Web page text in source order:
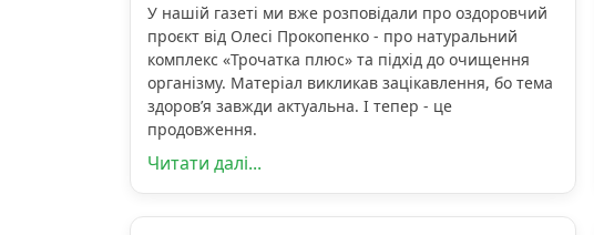
У нашій газеті ми вже розповідали про оздоровчий
проєкт від Олесі Прокопенко - про натуральний
комплекс «Трочатка плюс» та підхід до очищення
організму. Матеріал викликав зацікавлення, бо тема
здоров’я завжди актуальна. І тепер - це
продовження.
Читати далі...